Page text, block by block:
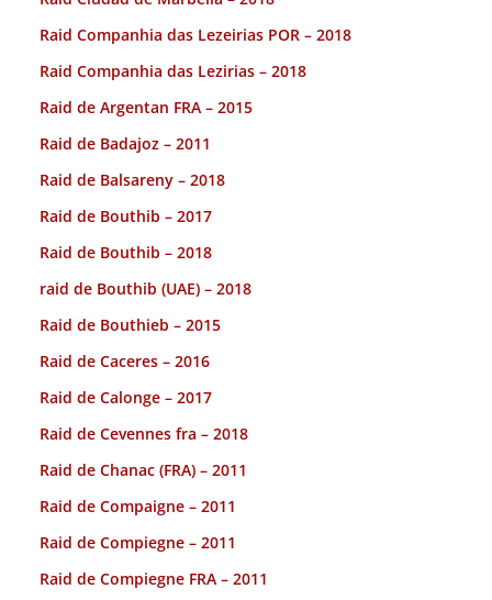
Raid Companhia das Lezeirias POR – 2018
Raid Companhia das Lezirias – 2018
Raid de Argentan FRA – 2015
Raid de Badajoz – 2011
Raid de Balsareny – 2018
Raid de Bouthib – 2017
Raid de Bouthib – 2018
raid de Bouthib (UAE) – 2018
Raid de Bouthieb – 2015
Raid de Caceres – 2016
Raid de Calonge – 2017
Raid de Cevennes fra – 2018
Raid de Chanac (FRA) – 2011
Raid de Compaigne – 2011
Raid de Compiegne – 2011
Raid de Compiegne FRA – 2011